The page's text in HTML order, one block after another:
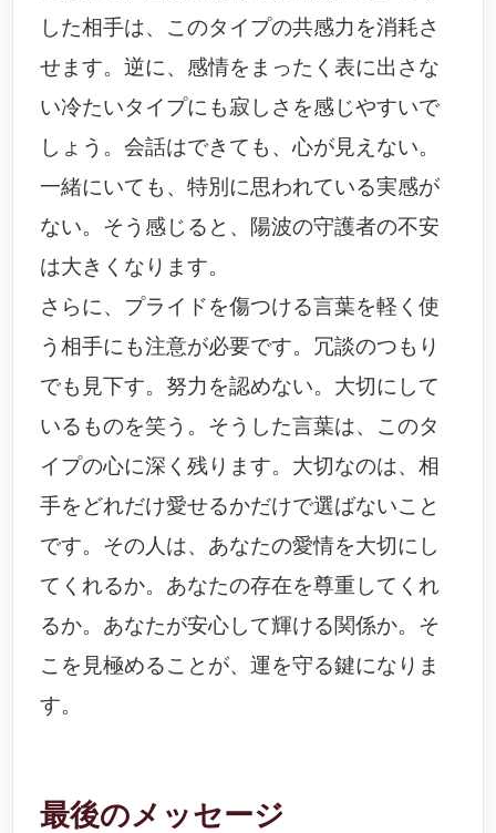
した相手は、このタイプの共感力を消耗さ
せます。逆に、感情をまったく表に出さな
い冷たいタイプにも寂しさを感じやすいで
しょう。会話はできても、心が見えない。
一緒にいても、特別に思われている実感が
ない。そう感じると、陽波の守護者の不安
は大きくなります。
さらに、プライドを傷つける言葉を軽く使
う相手にも注意が必要です。冗談のつもり
でも見下す。努力を認めない。大切にして
いるものを笑う。そうした言葉は、このタ
イプの心に深く残ります。大切なのは、相
手をどれだけ愛せるかだけで選ばないこと
です。その人は、あなたの愛情を大切にし
てくれるか。あなたの存在を尊重してくれ
るか。あなたが安心して輝ける関係か。そ
こを見極めることが、運を守る鍵になりま
す。
最後のメッセージ